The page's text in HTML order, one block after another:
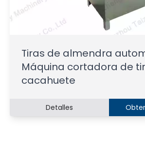
Tiras de almendra
Máquina cortadora de
cacahuete
Detalles